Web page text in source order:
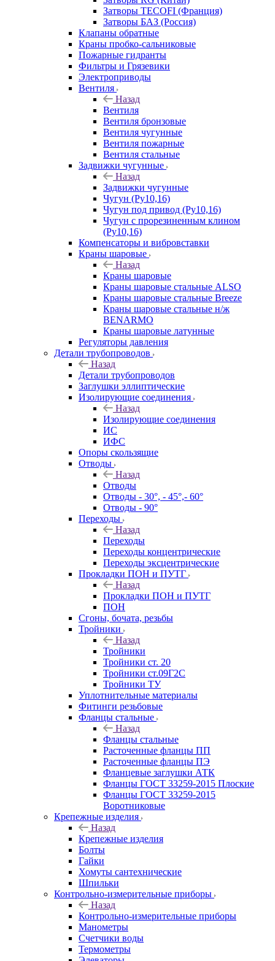
Затворы TECOFI (Франция)
Затворы БАЗ (Россия)
Клапаны обратные
Краны пробко-сальниковые
Пожарные гидранты
Фильтры и Грязевики
Электроприводы
Вентиля
Назад
Вентиля
Вентиля бронзовые
Вентиля чугунные
Вентиля пожарные
Вентиля стальные
Задвижки чугунные
Назад
Задвижки чугунные
Чугун (Ру10,16)
Чугун под привод (Ру10,16)
Чугун с прорезиненным клином
(Ру10,16)
Компенсаторы и вибровставки
Краны шаровые
Назад
Краны шаровые
Краны шаровые стальные ALSO
Краны шаровые стальные Breeze
Краны шаровые стальные н/ж
BENARMO
Краны шаровые латунные
Регуляторы давления
Детали трубопроводов
Назад
Детали трубопроводов
Заглушки эллиптические
Изолирующие соединения
Назад
Изолирующие соединения
ИС
ИФС
Опоры скользящие
Отводы
Назад
Отводы
Отводы - 30°, - 45°,- 60°
Отводы - 90°
Переходы
Назад
Переходы
Переходы концентрические
Переходы эксцентрические
Прокладки ПОН и ПУТГ
Назад
Прокладки ПОН и ПУТГ
ПОН
Сгоны, бочата, резьбы
Тройники
Назад
Тройники
Тройники ст. 20
Тройники ст.09Г2С
Тройники ТУ
Уплотнительные материалы
Фитинги резьбовые
Фланцы стальные
Назад
Фланцы стальные
Расточенные фланцы ПП
Расточенные фланцы ПЭ
Фланцевые заглушки АТК
Фланцы ГОСТ 33259-2015 Плоские
Фланцы ГОСТ 33259-2015
Воротниковые
Крепежные изделия
Назад
Крепежные изделия
Болты
Гайки
Хомуты сантехнические
Шпильки
Контрольно-измерительные приборы
Назад
Контрольно-измерительные приборы
Манометры
Счетчики воды
Термометры